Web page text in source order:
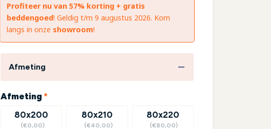
Profiteer nu van 57% korting + gratis
beddengoed! Geldig t/m 9 augustus 2026. Kom
langs in onze showroom!
Afmeting
Afmeting*(required)
80x200
(€0,00)
80x210
(€40,00)
80x220
(€80,00)